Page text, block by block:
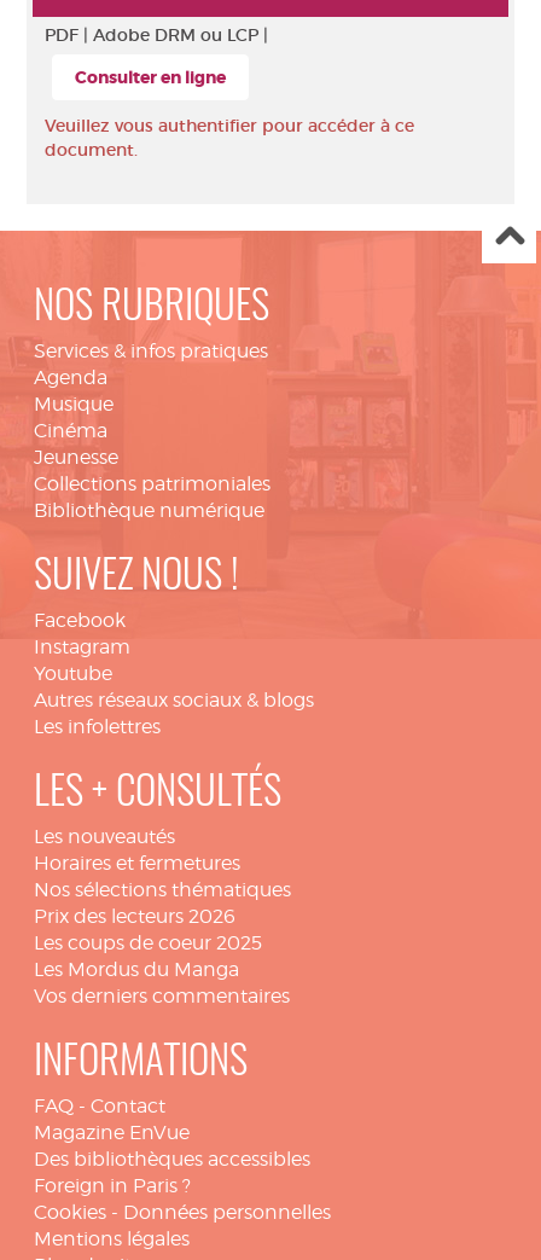
PDF | Adobe DRM ou LCP |
Consulter en ligne
Veuillez vous authentifier pour accéder à ce
document.
NOS RUBRIQUES
Services & infos pratiques
Agenda
Musique
Cinéma
Jeunesse
Collections patrimoniales
Bibliothèque numérique
SUIVEZ NOUS !
Facebook
Instagram
Youtube
Autres réseaux sociaux & blogs
Les infolettres
LES + CONSULTÉS
Les nouveautés
Horaires et fermetures
Nos sélections thématiques
Prix des lecteurs 2026
Les coups de coeur 2025
Les Mordus du Manga
Vos derniers commentaires
INFORMATIONS
FAQ - Contact
Magazine EnVue
Des bibliothèques accessibles
Foreign in Paris ?
Cookies - Données personnelles
Mentions légales